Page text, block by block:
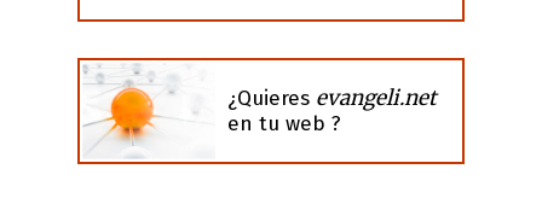
¿Quieres evangeli.net
en tu web ?